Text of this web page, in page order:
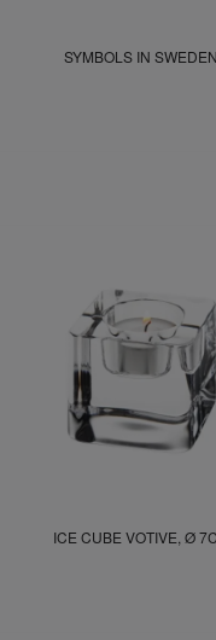
SYMBOLS IN SWEDEN
ICE CUBE VOTIVE, Ø